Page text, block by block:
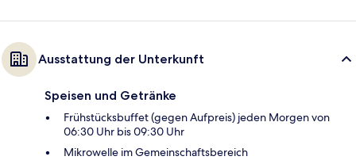
Ausstattung der Unterkunft
Speisen und Getränke
Frühstücksbuffet (gegen Aufpreis) jeden Morgen von
06:30 Uhr bis 09:30 Uhr
Mikrowelle im Gemeinschaftsbereich